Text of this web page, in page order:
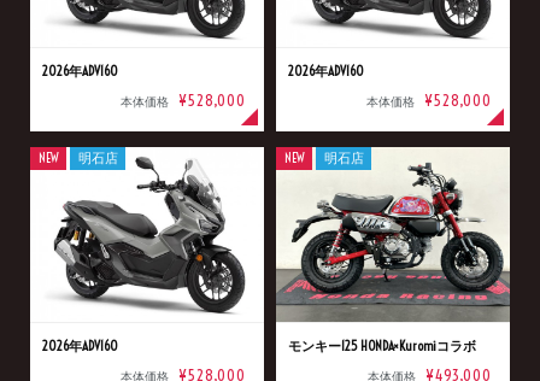
2026年ADV160
本体価格 ¥528,000
2026年ADV160
本体価格 ¥528,000
2026年ADV160
本体価格 ¥528,000
NEW 明石店
モンキー125 HONDA×Kuromiコラボ
本体価格 ¥493,000
NEW 明石店